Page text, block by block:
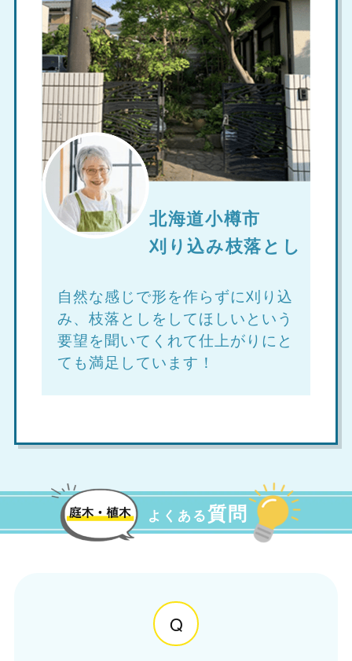
北海道小樽市
刈り込み枝落とし
自然な感じで形を作らずに刈り込
み、枝落としをしてほしいという
要望を聞いてくれて仕上がりにと
ても満足しています！
よくある質問
Q